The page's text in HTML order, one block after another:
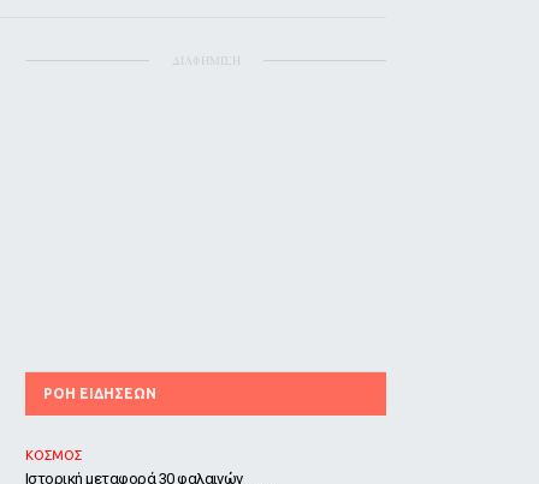
ΔΙΑΦΗΜΙΣΗ
ΡΟΗ ΕΙΔΗΣΕΩΝ
ΚΟΣΜΟΣ
Ιστορική μεταφορά 30 φαλαινών